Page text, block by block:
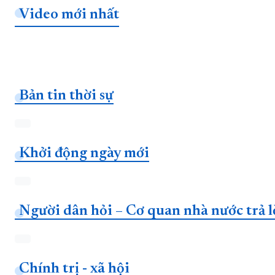
Video mới nhất
Bản tin thời sự
Khởi động ngày mới
Người dân hỏi – Cơ quan nhà nước trả
Chính trị - xã hội